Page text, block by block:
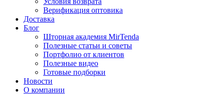
Верификация оптовика
Доставка
Блог
Шторная академия MirTenda
Полезные статьи и советы
Портфолио от клиентов
Полезные видео
Готовые подборки
Новости
О компании